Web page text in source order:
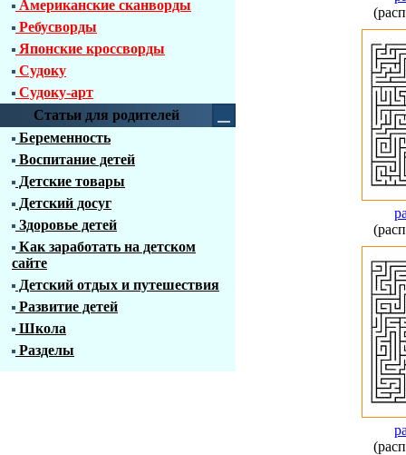
Американские сканворды
Ребусворды
Японские кроссворды
Судоку
Судоку-арт
Статьи для родителей
Беременность
Воспитание детей
Детские товары
Детский досуг
Здоровье детей
Как заработать на детском
сайте
Детский отдых и путешествия
Развитие детей
Школа
Разделы